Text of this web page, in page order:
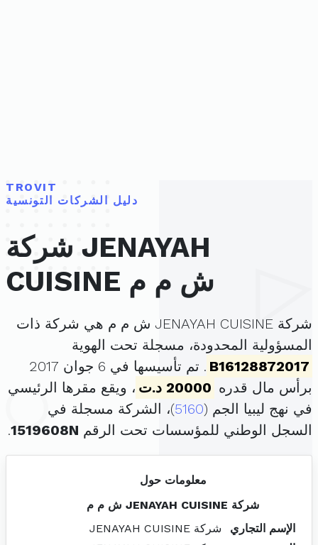
TROVIT
دليل الشركات التونسية
شركة JENAYAH
CUISINE ش م م
شركة JENAYAH CUISINE ش م م هي شركة ذات
المسؤولية المحدودة، مسجلة تحت الهوية
B16128872017
. تم تأسيسها في 6 جوان 2017
برأس مال قدره 20000 د.ت
، ويقع مقرها الرئيسي
في نهج ليبيا الجم (5160)، الشركة مسجلة في
السجل الوطني للمؤسسات تحت الرقم 1519608N
.
معلومات حول
شركة JENAYAH CUISINE ش م م
الإسم التجاري
شركة JENAYAH CUISINE